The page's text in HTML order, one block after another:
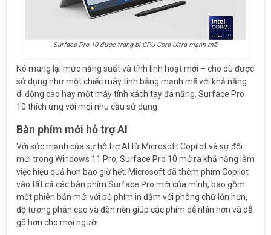
Surface Pro 10 được trang bị CPU Core Ultra mạnh mẽ
Nó mang lại mức năng suất và tính linh hoạt mới – cho dù được
sử dụng như một chiếc máy tính bảng mạnh mẽ với khả năng
di động cao hay một máy tính xách tay đa năng. Surface Pro
10 thích ứng với mọi nhu cầu sử dụng
Bàn phím mới hỗ trợ AI
Với sức mạnh của sự hỗ trợ AI từ Microsoft Copilot và sự đổi
mới trong Windows 11 Pro, Surface Pro 10 mở ra khả năng làm
việc hiệu quả hơn bao giờ hết. Microsoft đã thêm phím Copilot
vào tất cả các bàn phím Surface Pro mới của mình, bao gồm
một phiên bản mới với bộ phím in đậm với phông chữ lớn hơn,
độ tương phản cao và đèn nền giúp các phím dễ nhìn hơn và dễ
gõ hơn cho mọi người.